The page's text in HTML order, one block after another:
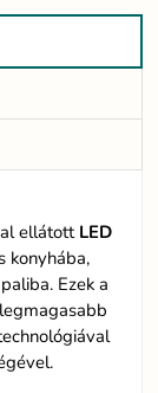
ellátott LED
konyhába,
Ezek a